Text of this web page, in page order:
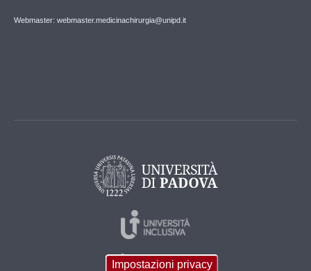
Webmaster: webmaster.medicinachirurgia@unipd.it
Impostazioni privacy